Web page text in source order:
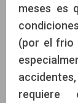
meses es
(por el frio
requiere